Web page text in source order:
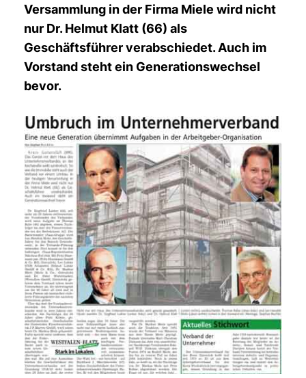
Versammlung in der Firma Miele wird nicht
nur Dr. Helmut Klatt (66) als
Geschäftsführer verabschiedet. Auch im
Vorstand steht ein Generationswechsel
bevor.